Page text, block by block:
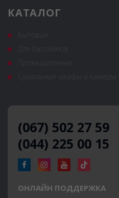
КАТАЛОГ
(067) 502 27 59
(044) 225 00 15
ОНЛАЙН ПОДДЕРЖКА